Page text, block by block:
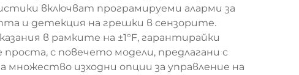
включват програмируеми аларми за
и детекция на грешки в сензорите.
в рамките на ±1°F, гарантирайки
с повечето модели, предлагани с
изходни опции за управление на